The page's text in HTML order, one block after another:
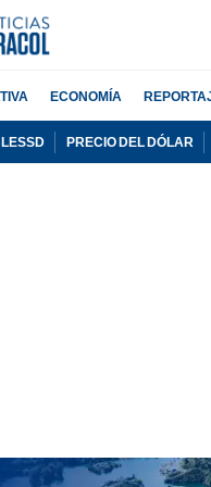
ECONOMÍA
PRECIO DEL DÓLAR